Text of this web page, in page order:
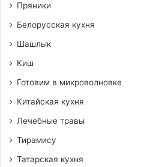
Пряники
Белорусская кухня
Шашлык
Киш
Готовим в микроволновке
Китайская кухня
Лечебные травы
Тирамису
Татарская кухня